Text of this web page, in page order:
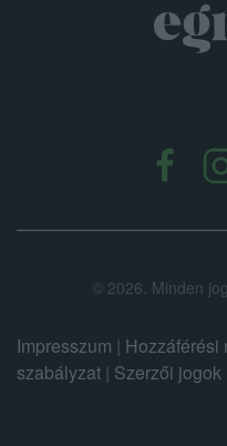
© 2026. Minden
Impresszum | Hozzáférési
szabályzat | Szerzői jogok